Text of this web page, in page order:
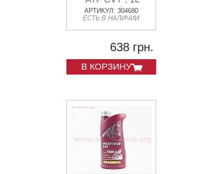
Metal
АРТИКУЛ: 304680
ЕСТЬ В НАЛИЧИИ
638 грн.
В КОРЗИНУ